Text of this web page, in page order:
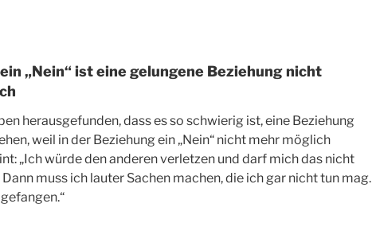
„Nein“ ist eine gelungene Beziehung nicht
herausgefunden, dass es so schwierig ist, eine Beziehung
weil in der Beziehung ein „Nein“ nicht mehr möglich
„Ich würde den anderen verletzen und darf mich das nicht
muss ich lauter Sachen machen, die ich gar nicht tun mag.